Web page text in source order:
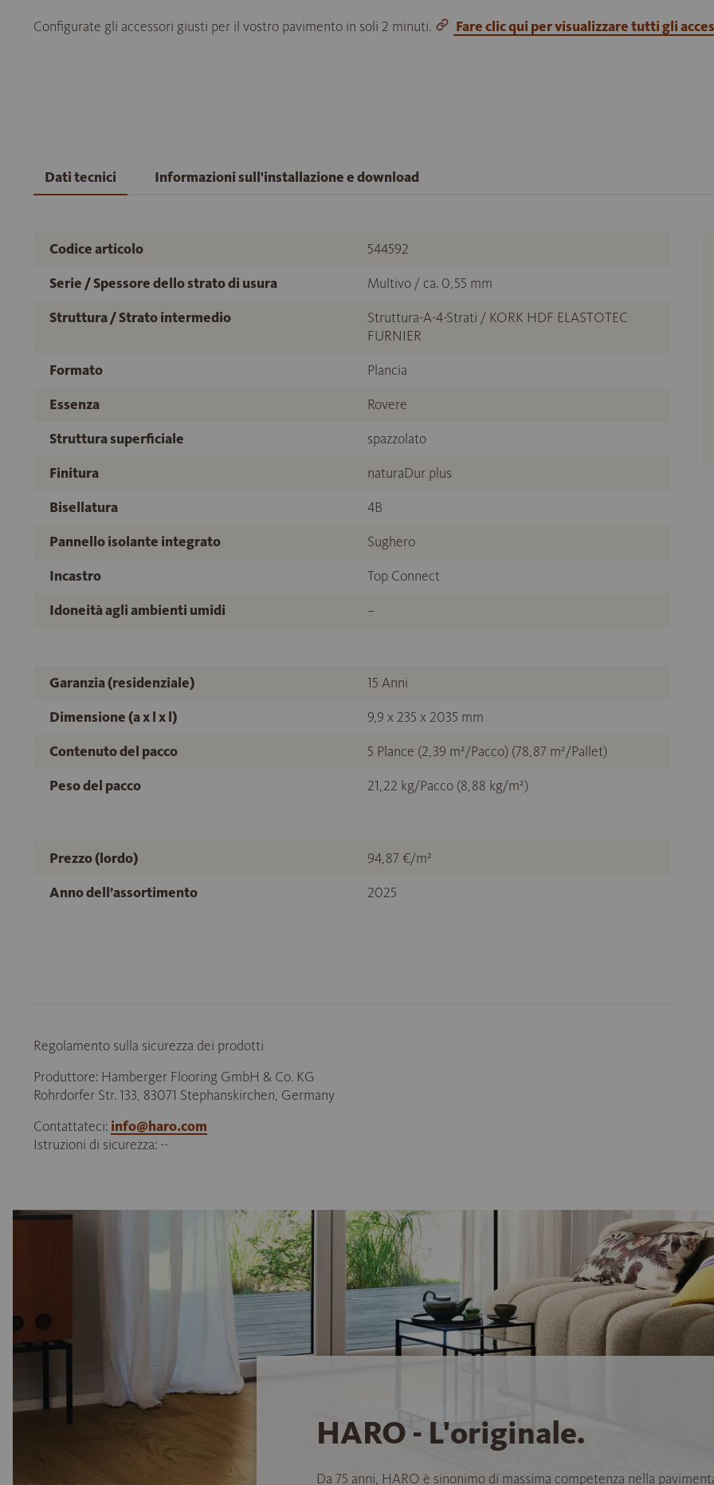
Configurate gli accessori giusti per il vostro pavimento in soli 2 minuti. Fare clic qui per visualizzare tutti gli
Dati tecnici Informazioni sull'installazione e download
Codice articolo
544592
Serie / Spessore dello strato di usura
Multivo / ca. 0,55 mm
Struttura / Strato intermedio
Struttura-A-4-Strati / KORK HDF ELASTOTEC
FURNIER
Formato
Plancia
Essenza
Rovere
Struttura superficiale
spazzolato
Finitura
naturaDur plus
Bisellatura
4B
Pannello isolante integrato
Sughero
Incastro
Top Connect
Idoneità agli ambienti umidi
–
Garanzia (residenziale)
15 Anni
Dimensione (a x l x l)
9,9 x 235 x 2035 mm
Contenuto del pacco
5 Plance (2,39 m²/Pacco) (78,87 m²/Pallet)
Peso del pacco
21,22 kg/Pacco (8,88 kg/m²)
Prezzo (lordo)
94,87 €/m²
Anno dell’assortimento
2025
Regolamento sulla sicurezza dei prodotti
Produttore: Hamberger Flooring GmbH & Co. KG
Rohrdorfer Str. 133, 83071 Stephanskirchen, Germany
Contattateci: info@haro.com
Istruzioni di sicurezza: --
HARO - L'originale.
Da 75 anni, HARO è sinonimo di massima competenza nella